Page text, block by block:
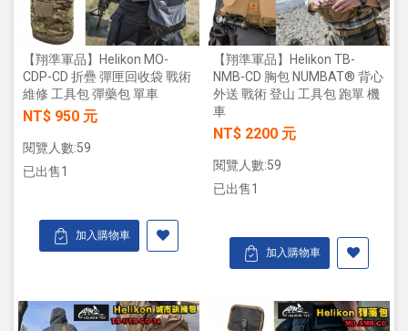
【翔準軍品】Helikon MO-
CDP-CD 折疊 彈匣回收袋 戰術
維修 工具包 彈藥包 單車
NT$ 950 元
閱覽人數:59
已出售1
加入購物車
【翔準軍品】Helikon TB-
NMB-CD 胸包 NUMBAT® 背心
外送 戰術 登山 工具包 跑單 機
車
NT$ 2200 元
閱覽人數:59
已出售1
加入購物車